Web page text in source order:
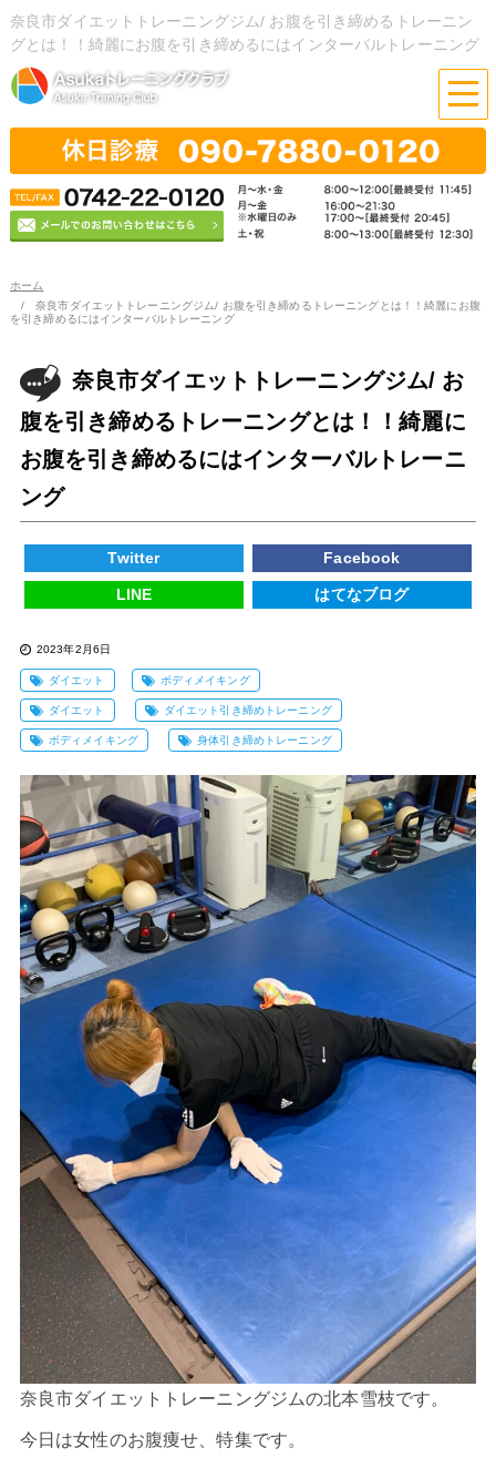
奈良市ダイエットトレーニングジム/ お腹を引き締めるトレーニン
グとは！！綺麗にお腹を引き締めるにはインターバルトレーニング
ホーム
奈良市ダイエットトレーニングジム/ お腹を引き締めるトレーニングとは！！綺麗にお腹
を引き締めるにはインターバルトレーニング
奈良市ダイエットトレーニングジム/ お
腹を引き締めるトレーニングとは！！綺麗に
お腹を引き締めるにはインターバルトレーニ
ング
Twitter Facebook
LINE はてなブログ
2023年2月6日
ダイエット ボディメイキング
ダイエット ダイエット引き締めトレーニング
ボディメイキング 身体引き締めトレーニング
奈良市ダイエットトレーニングジムの北本雪枝です。
今日は女性のお腹痩せ、特集です。